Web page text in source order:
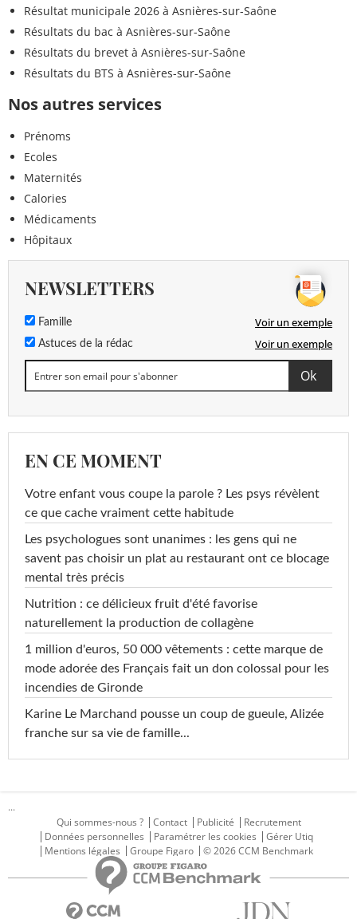
Résultat municipale 2026 à Asnières-sur-Saône
Résultats du bac à Asnières-sur-Saône
Résultats du brevet à Asnières-sur-Saône
Résultats du BTS à Asnières-sur-Saône
Nos autres services
Prénoms
Ecoles
Maternités
Calories
Médicaments
Hôpitaux
NEWSLETTERS
Famille Voir un exemple
Astuces de la rédac Voir un exemple
EN CE MOMENT
Votre enfant vous coupe la parole ? Les psys révèlent
ce que cache vraiment cette habitude
Les psychologues sont unanimes : les gens qui ne
savent pas choisir un plat au restaurant ont ce blocage
mental très précis
Nutrition : ce délicieux fruit d'été favorise
naturellement la production de collagène
1 million d'euros, 50 000 vêtements : cette marque de
mode adorée des Français fait un don colossal pour les
incendies de Gironde
Karine Le Marchand pousse un coup de gueule, Alizée
franche sur sa vie de famille...
...
Qui sommes-nous ?
Contact Publicité
Recrutement
Données personnelles
Paramétrer les cookies
Gérer Utiq
Mentions légales
Groupe Figaro © 2026 CCM Benchmark